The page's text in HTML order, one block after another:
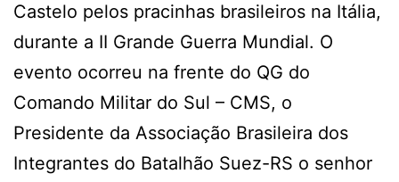
Castelo pelos pracinhas brasileiros na Itália,
durante a II Grande Guerra Mundial. O
evento ocorreu na frente do QG do
Comando Militar do Sul – CMS, o
Presidente da Associação Brasileira dos
Integrantes do Batalhão Suez-RS o senhor